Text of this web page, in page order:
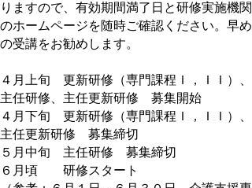
りますので、有効期間満了日と研修実施機関
のホームページを随時ご確認ください。早め
の受講をお勧めします。
４月上旬 更新研修（専門課程Ｉ，ＩＩ）、
主任研修、主任更新研修 募集開始
４月下旬 更新研修（専門課程Ｉ，ＩＩ）、
主任更新研修 募集締切
５月中旬 主任研修 募集締切
６月頃 研修スタート